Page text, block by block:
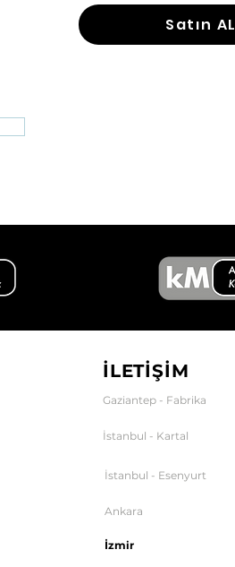
Satın AL
İLETİŞİM
Gaziantep - Fabrika
İstanbul - Kartal
İstanbul - Esenyurt
Ankara
İzmir